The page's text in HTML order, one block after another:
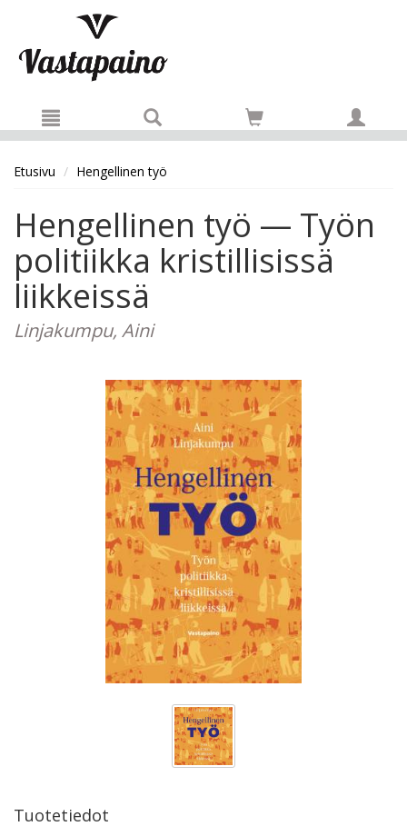
Etusivu Hengellinen työ
Hengellinen työ — Työn
politiikka kristillisissä
liikkeissä
Linjakumpu, Aini
Tuotetiedot